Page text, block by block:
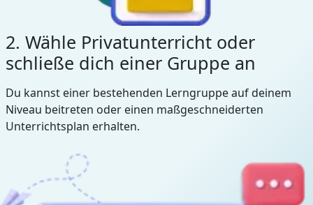
2. Wähle Privatunterricht oder
schließe dich einer Gruppe an
Du kannst einer bestehenden Lerngruppe auf deinem
Niveau beitreten oder einen maßgeschneiderten
Unterrichtsplan erhalten.